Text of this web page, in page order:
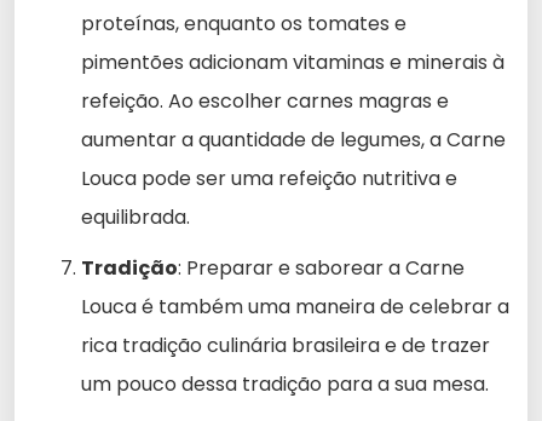
proteínas, enquanto os tomates e
pimentões adicionam vitaminas e minerais à
refeição. Ao escolher carnes magras e
aumentar a quantidade de legumes, a Carne
Louca pode ser uma refeição nutritiva e
equilibrada.
Tradição: Preparar e saborear a Carne
Louca é também uma maneira de celebrar a
rica tradição culinária brasileira e de trazer
um pouco dessa tradição para a sua mesa.